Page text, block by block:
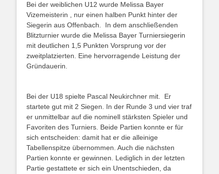
Bei der weiblichen U12 wurde Melissa Bayer
Vizemeisterin , nur einen halben Punkt hinter der
Siegerin aus Offenbach.
In dem anschließenden
Blitzturnier wurde die Melissa Bayer Turniersiegerin
mit deutlichen 1,5 Punkten Vorsprung vor der
zweitplatzierten. Eine hervorragende Leistung der
Gründauerin.
Bei der U18 spielte Pascal Neukirchner mit.
Er
startete gut mit 2 Siegen. In der Runde 3 und vier traf
er unmittelbar auf die nominell stärksten Spieler und
Favoriten des Turniers. Beide Partien konnte er für
sich entscheiden: damit hat er die alleinige
Tabellenspitze übernommen. Auch die nächsten
Partien konnte er gewinnen. Lediglich in der letzten
Partie gestattete er sich ein Unentschieden, da